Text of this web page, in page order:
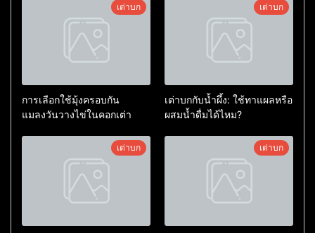
เต่าบก
การเลือกใช้มุ้งครอบกัน
แมลงวันวางไข่ในคอกเต่า
เต่าบก
เต่าบกกับน้ำผึ้ง: ใช้ทาแผลหรือ
ผสมน้ำดื่มได้ไหม?
เต่าบก เต่าบก